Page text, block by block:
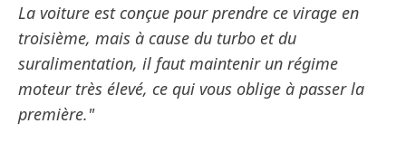
La voiture est conçue pour prendre ce virage en
troisième, mais à cause du turbo et du
suralimentation, il faut maintenir un régime
moteur très élevé, ce qui vous oblige à passer la
première."